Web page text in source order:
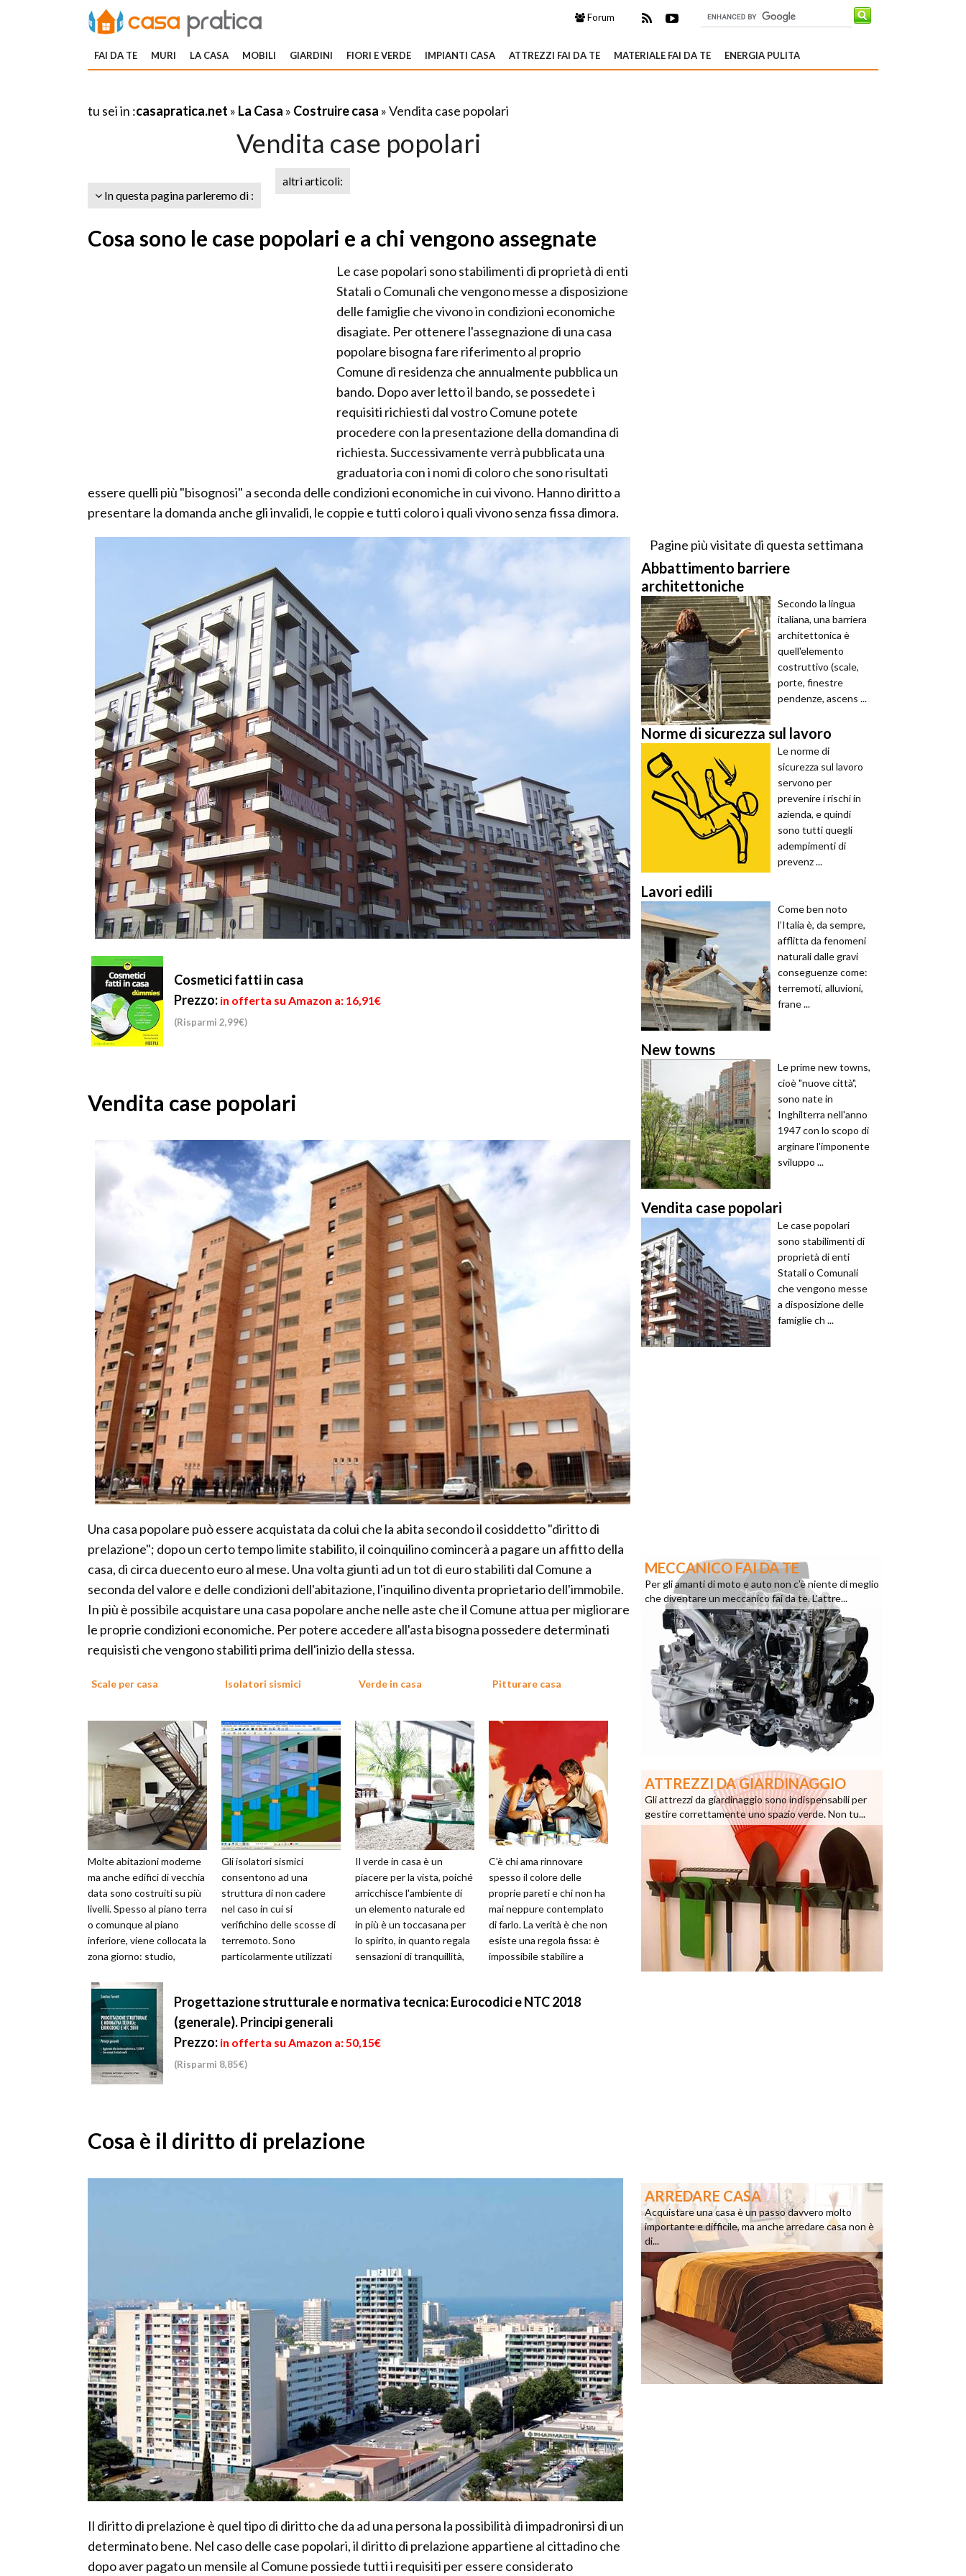
Forum
FAI DA TE MURI LA CASA MOBILI GIARDINI FIORI E VERDE IMPIANTI CASA ATTREZZI FAI DA TE MATERIALE FAI DA TE ENERGIA PULITA
tu sei in :casapratica.net » La Casa » Costruire casa » Vendita case popolari
Vendita case popolari
In questa pagina parleremo di :
altri articoli:
Cosa sono le case popolari e a chi vengono assegnate
Le case popolari sono stabilimenti di proprietà di enti
Statali o Comunali che vengono messe a disposizione
delle famiglie che vivono in condizioni economiche
disagiate. Per ottenere l'assegnazione di una casa
popolare bisogna fare riferimento al proprio
Comune di residenza che annualmente pubblica un
bando. Dopo aver letto il bando, se possedete i
requisiti richiesti dal vostro Comune potete
procedere con la presentazione della domandina di
richiesta. Successivamente verrà pubblicata una
graduatoria con i nomi di coloro che sono risultati
essere quelli più "bisognosi" a seconda delle condizioni economiche in cui vivono. Hanno diritto a
presentare la domanda anche gli invalidi, le coppie e tutti coloro i quali vivono senza fissa dimora.
Cosmetici fatti in casa
Prezzo: in offerta su Amazon a: 16,91€
(Risparmi 2,99€)
Vendita case popolari
Una casa popolare può essere acquistata da colui che la abita secondo il cosiddetto "diritto di
prelazione"; dopo un certo tempo limite stabilito, il coinquilino comincerà a pagare un affitto della
casa, di circa duecento euro al mese. Una volta giunti ad un tot di euro stabiliti dal Comune a
seconda del valore e delle condizioni dell'abitazione, l'inquilino diventa proprietario dell'immobile.
In più è possibile acquistare una casa popolare anche nelle aste che il Comune attua per migliorare
le proprie condizioni economiche. Per potere accedere all'asta bisogna possedere determinati
requisisti che vengono stabiliti prima dell'inizio della stessa.
Scale per casa
Molte abitazioni moderne
ma anche edifici di vecchia
data sono costruiti su più
livelli. Spesso al piano terra
o comunque al piano
inferiore, viene collocata la
zona giorno: studio,
Isolatori sismici
Gli isolatori sismici
consentono ad una
struttura di non cadere
nel caso in cui si
verifichino delle scosse di
terremoto. Sono
particolarmente utilizzati
Verde in casa
Il verde in casa è un
piacere per la vista, poiché
arricchisce l'ambiente di
un elemento naturale ed
in più è un toccasana per
lo spirito, in quanto regala
sensazioni di tranquillità,
Pitturare casa
C'è chi ama rinnovare
spesso il colore delle
proprie pareti e chi non ha
mai neppure contemplato
di farlo. La verità è che non
esiste una regola fissa: è
impossibile stabilire a
Progettazione strutturale e normativa tecnica: Eurocodici e NTC 2018
(generale). Principi generali
Prezzo: in offerta su Amazon a: 50,15€
(Risparmi 8,85€)
Cosa è il diritto di prelazione
Il diritto di prelazione è quel tipo di diritto che da ad una persona la possibilità di impadronirsi di un
determinato bene. Nel caso delle case popolari, il diritto di prelazione appartiene al cittadino che
dopo aver pagato un mensile al Comune possiede tutti i requisiti per essere considerato
Pagine più visitate di questa settimana
Abbattimento barriere
architettoniche
Secondo la lingua
italiana, una barriera
architettonica è
quell'elemento
costruttivo (scale,
porte, finestre
pendenze, ascens ...
Norme di sicurezza sul lavoro
Le norme di
sicurezza sul lavoro
servono per
prevenire i rischi in
azienda, e quindi
sono tutti quegli
adempimenti di
prevenz ...
Lavori edili
Come ben noto
l’Italia è, da sempre,
afflitta da fenomeni
naturali dalle gravi
conseguenze come:
terremoti, alluvioni,
frane ...
New towns
Le prime new towns,
cioè "nuove città",
sono nate in
Inghilterra nell'anno
1947 con lo scopo di
arginare l'imponente
sviluppo ...
Vendita case popolari
Le case popolari
sono stabilimenti di
proprietà di enti
Statali o Comunali
che vengono messe
a disposizione delle
famiglie ch ...
MECCANICO FAI DA TE
Per gli amanti di moto e auto non c’è niente di meglio
che diventare un meccanico fai da te. L’attre...
ATTREZZI DA GIARDINAGGIO
Gli attrezzi da giardinaggio sono indispensabili per
gestire correttamente uno spazio verde. Non tu...
ARREDARE CASA
Acquistare una casa è un passo davvero molto
importante e difficile, ma anche arredare casa non è
di...